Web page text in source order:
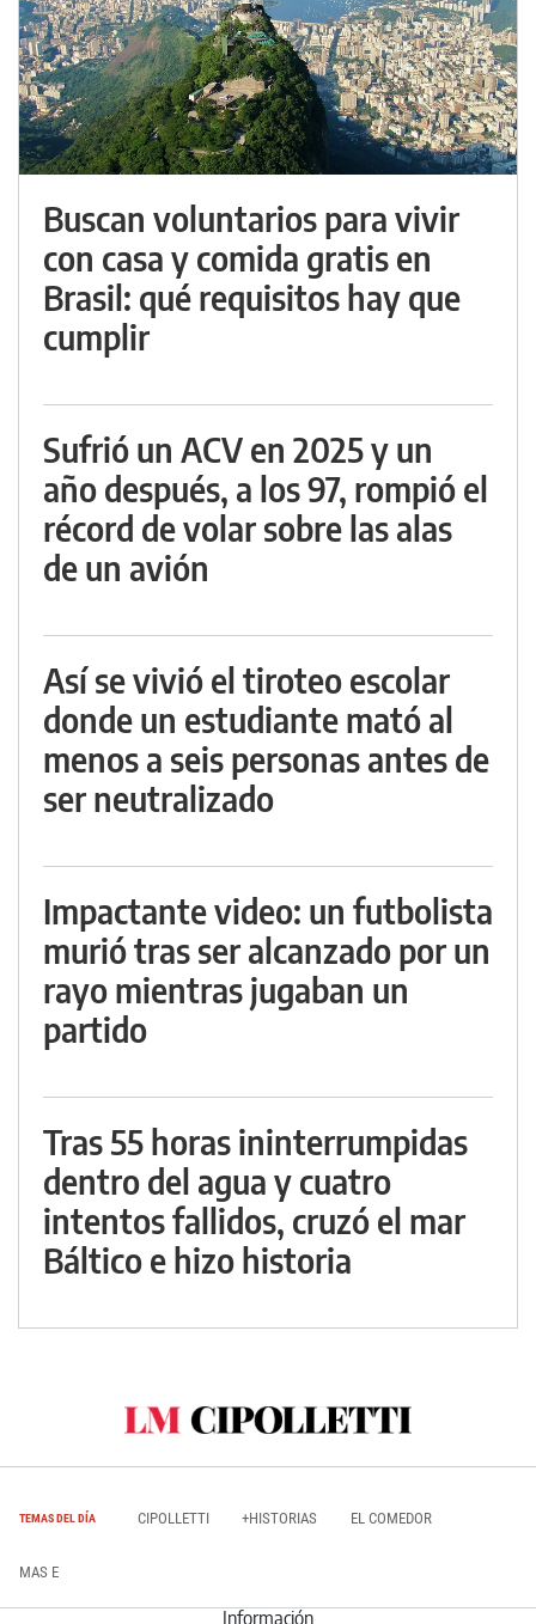
Buscan voluntarios para vivir
con casa y comida gratis en
Brasil: qué requisitos hay que
cumplir
Sufrió un ACV en 2025 y un
año después, a los 97, rompió el
récord de volar sobre las alas
de un avión
Así se vivió el tiroteo escolar
donde un estudiante mató al
menos a seis personas antes de
ser neutralizado
Impactante video: un futbolista
murió tras ser alcanzado por un
rayo mientras jugaban un
partido
Tras 55 horas ininterrumpidas
dentro del agua y cuatro
intentos fallidos, cruzó el mar
Báltico e hizo historia
TEMAS DEL DÍA CIPOLLETTI +HISTORIAS EL COMEDOR
MAS E
Información